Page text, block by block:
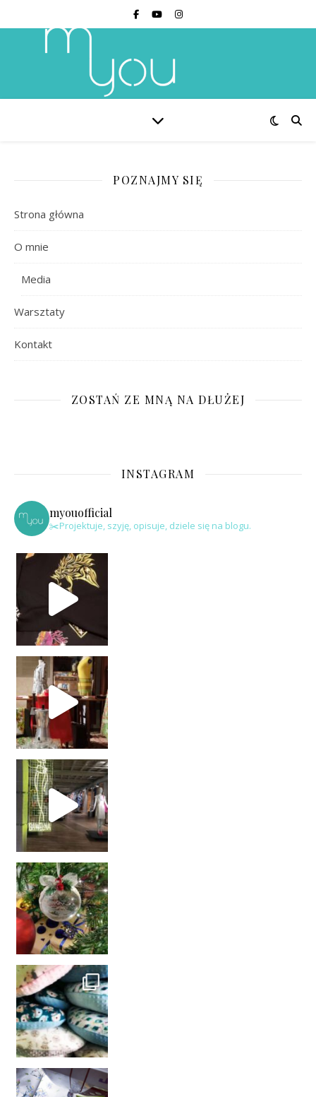
POZNAJMY SIĘ
Strona główna
O mnie
Media
Warsztaty
Kontakt
ZOSTAŃ ZE MNĄ NA DŁUŻEJ
INSTAGRAM
myouofficial
✂️Projektuje, szyję, opisuje, dziele się na blogu.